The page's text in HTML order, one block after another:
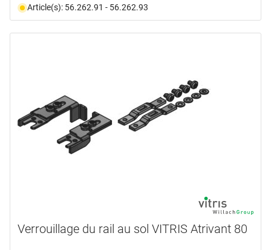
Article(s): 56.262.91 - 56.262.93
Verrouillage du rail au sol VITRIS Atrivant 80